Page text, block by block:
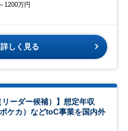
1200万円
詳しく見る
リーダー候補）】想定年収
ケカ）などtoC事業を国内外